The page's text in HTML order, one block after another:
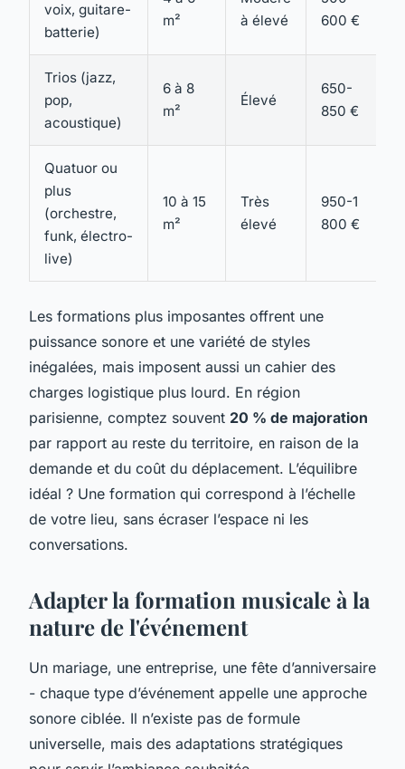
voix, guitare-
batterie)
m²
à élevé
600 €
Trios (jazz,
pop,
acoustique)
6 à 8
m²
Élevé
650-
850 €
Quatuor ou
plus
(orchestre,
funk, électro-
live)
10 à 15
m²
Très
élevé
950-1
800 €
Les formations plus imposantes offrent une
puissance sonore et une variété de styles
inégalées, mais imposent aussi un cahier des
charges logistique plus lourd. En région
parisienne, comptez souvent 20 % de majoration
par rapport au reste du territoire, en raison de la
demande et du coût du déplacement. L’équilibre
idéal ? Une formation qui correspond à l’échelle
de votre lieu, sans écraser l’espace ni les
conversations.
Adapter la formation musicale à la
nature de l'événement
Un mariage, une entreprise, une fête d’anniversaire
- chaque type d’événement appelle une approche
sonore ciblée. Il n’existe pas de formule
universelle, mais des adaptations stratégiques